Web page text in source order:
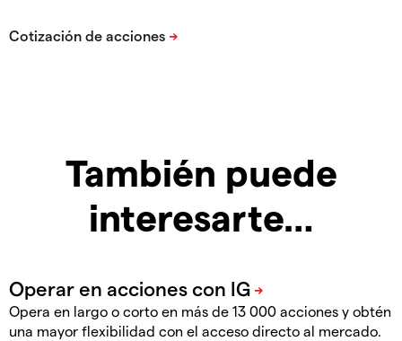
También puede
interesarte…
Opera en largo o corto en más de 13 000 acciones y obtén
una mayor flexibilidad con el acceso directo al mercado.